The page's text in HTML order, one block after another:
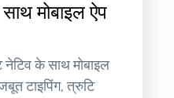
मोबाइल ऐप
नेटिव के साथ मोबाइल
टाइपिंग, त्रुटि